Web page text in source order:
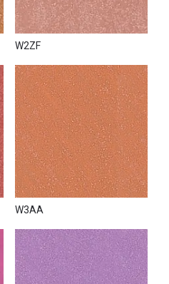
W2ZF
W3AA